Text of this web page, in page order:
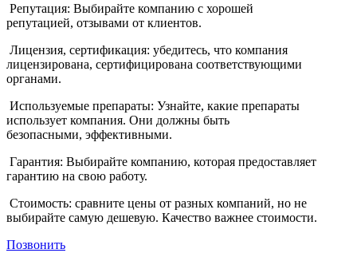
Репутация: Выбирайте компанию с хорошей
репутацией, отзывами от клиентов.
Лицензия, сертификация: убедитесь, что компания
лицензирована, сертифицирована соответствующими
органами.
Используемые препараты: Узнайте, какие препараты
использует компания. Они должны быть
безопасными, эффективными.
Гарантия: Выбирайте компанию, которая предоставляет
гарантию на свою работу.
Стоимость: сравните цены от разных компаний, но не
выбирайте самую дешевую. Качество важнее стоимости.
Позвонить